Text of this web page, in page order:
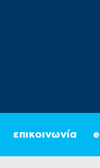
επικοινωνία